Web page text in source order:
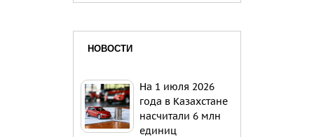
НОВОСТИ
На 1 июля 2026
года в Казахстане
насчитали 6 млн
единиц